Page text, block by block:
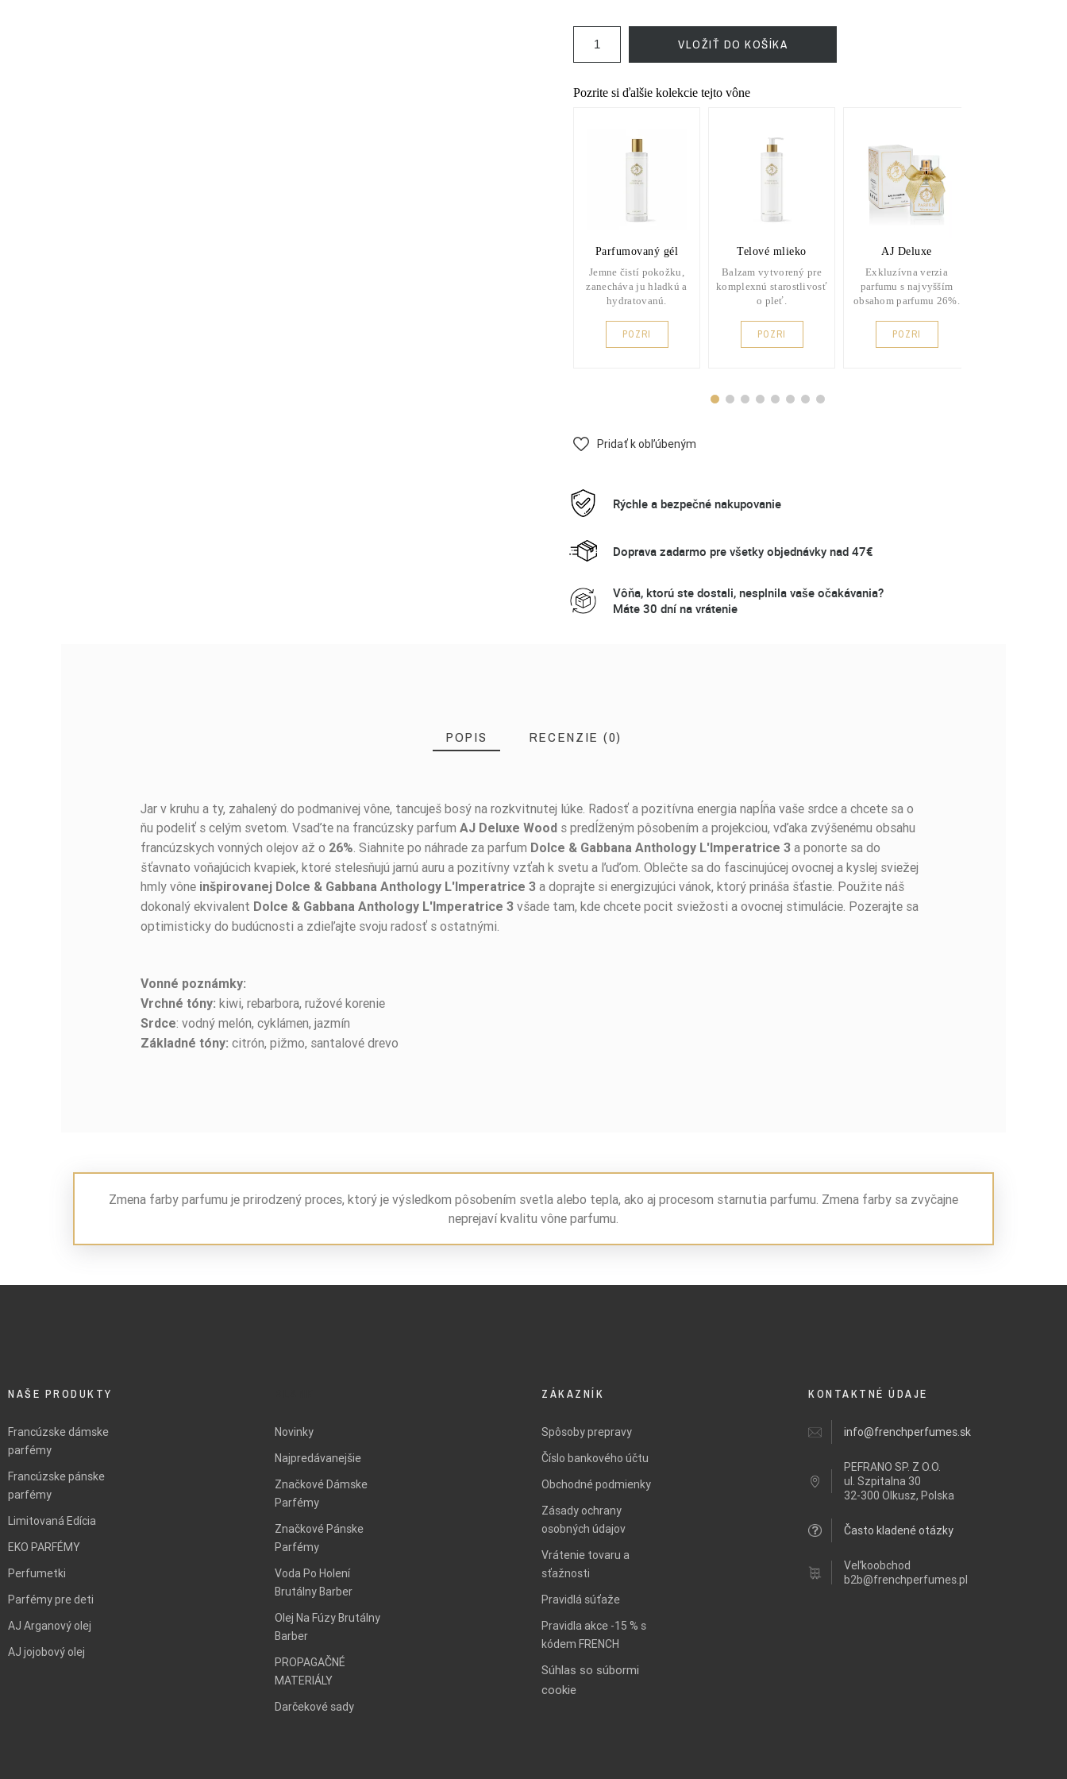
VLOŽIŤ DO KOŠÍKA
Pozrite si ďalšie kolekcie tejto vône
Parfumovaný gél
Jemne čistí pokožku,
zanecháva ju hladkú a
hydratovanú.
POZRI
Telové mlieko
Balzam vytvorený pre
komplexnú starostlivosť
o pleť.
POZRI
AJ Deluxe
Exkluzívna verzia
parfumu s najvyšším
obsahom parfumu 26%.
POZRI
Pridať k obľúbeným
Rýchle a bezpečné nakupovanie
Doprava zadarmo pre všetky objednávky nad 47€
Vôňa, ktorú ste dostali, nesplnila vaše očakávania?
Máte 30 dní na vrátenie
POPIS RECENZIE (0)
Jar v kruhu a ty, zahalený do podmanivej vône, tancuješ bosý na rozkvitnutej lúke. Radosť a pozitívna energia napĺňa vaše srdce a chcete sa o
ňu podeliť s celým svetom. Vsaďte na francúzsky parfum AJ Deluxe Wood s predĺženým pôsobením a projekciou, vďaka zvýšenému obsahu
francúzskych vonných olejov až o 26%. Siahnite po náhrade za parfum Dolce & Gabbana Anthology L'Imperatrice 3 a ponorte sa do
šťavnato voňajúcich kvapiek, ktoré stelesňujú jarnú auru a pozitívny vzťah k svetu a ľuďom. Oblečte sa do fascinujúcej ovocnej a kyslej sviežej
hmly vône inšpirovanej Dolce & Gabbana Anthology L'Imperatrice 3 a doprajte si energizujúci vánok, ktorý prináša šťastie. Použite náš
dokonalý ekvivalent Dolce & Gabbana Anthology L'Imperatrice 3 všade tam, kde chcete pocit sviežosti a ovocnej stimulácie. Pozerajte sa
optimisticky do budúcnosti a zdieľajte svoju radosť s ostatnými.
Vonné poznámky:
Vrchné tóny: kiwi, rebarbora, ružové korenie
Srdce: vodný melón, cyklámen, jazmín
Základné tóny: citrón, pižmo, santalové drevo
BUĎTE PRVÝ, KTO NAPÍŠE RECENZIU!
Zmena farby parfumu je prirodzený proces, ktorý je výsledkom pôsobením svetla alebo tepla, ako aj procesom starnutia parfumu. Zmena farby sa zvyčajne
neprejaví kvalitu vône parfumu.
NAŠE PRODUKTY
Francúzske dámske
parfémy
Francúzske pánske
parfémy
Limitovaná Edícia
EKO PARFÉMY
Perfumetki
Parfémy pre deti
AJ Arganový olej
AJ jojobový olej
Novinky
Najpredávanejšie
Značkové Dámske
Parfémy
Značkové Pánske
Parfémy
Voda Po Holení
Brutálny Barber
Olej Na Fúzy Brutálny
Barber
PROPAGAČNÉ
MATERIÁLY
Darčekové sady
ZÁKAZNÍK
Spôsoby prepravy
Číslo bankového účtu
Obchodné podmienky
Zásady ochrany
osobných údajov
Vrátenie tovaru a
sťažnosti
Pravidlá súťaže
Pravidla akce -15 % s
kódem FRENCH
Súhlas so súbormi
cookie
KONTAKTNÉ ÚDAJE
info@frenchperfumes.sk
PEFRANO SP. Z O.O.
ul. Szpitalna 30
32-300 Olkusz, Polska
Často kladené otázky
Veľkoobchod
b2b@frenchperfumes.pl